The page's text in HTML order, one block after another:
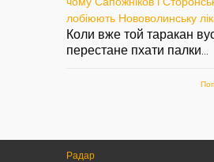
лобіюють Нововолинську
Коли вже той таракан
перестане пхати палки
Радар